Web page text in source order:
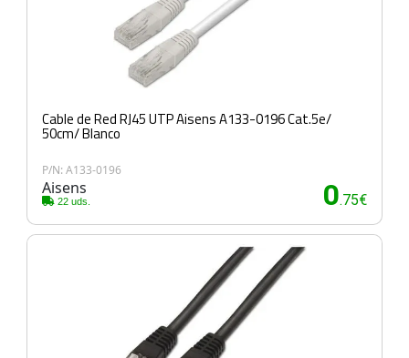
Cable de Red RJ45 UTP Aisens A133-0196 Cat.5e/
50cm/ Blanco
P/N: A133-0196
Aisens
22 uds. 0.75€